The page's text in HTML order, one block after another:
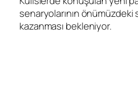
senaryolarının
kazanması bekleniyor.